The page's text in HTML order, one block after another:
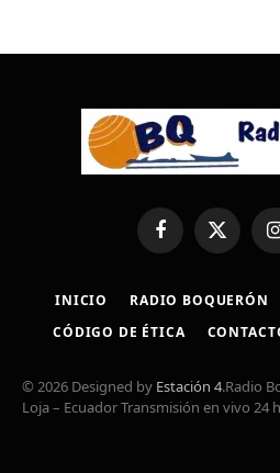
FacebookX
(Twitter)
INICIO RADIO BOQUERÓN
CÓDIGO DE ÉTICA
© 2026 Designed by Estación 4.Radio
Loja – Ecuador Transmisión en vivo 24